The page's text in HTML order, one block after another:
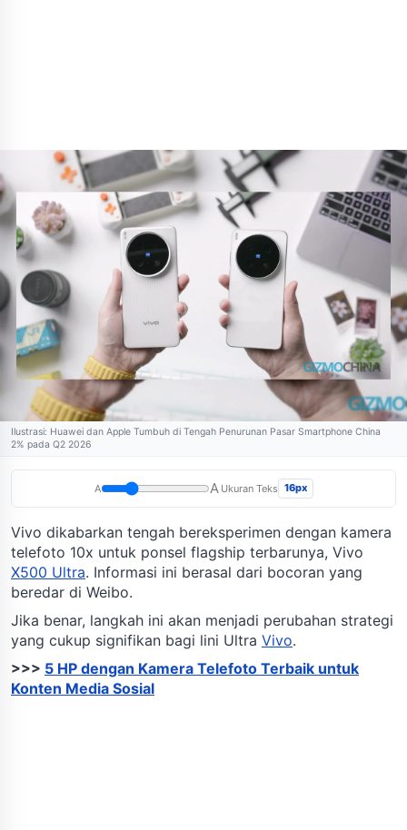
Ilustrasi: Huawei dan Apple Tumbuh di Tengah Penurunan Pasar Smartphone China
2% pada Q2 2026
A A Ukuran Teks 16px
Vivo dikabarkan tengah bereksperimen dengan kamera
telefoto 10x untuk ponsel flagship terbarunya, Vivo
X500 Ultra. Informasi ini berasal dari bocoran yang
beredar di Weibo.
Jika benar, langkah ini akan menjadi perubahan strategi
yang cukup signifikan bagi lini Ultra Vivo.
>>> 5 HP dengan Kamera Telefoto Terbaik untuk
Konten Media Sosial